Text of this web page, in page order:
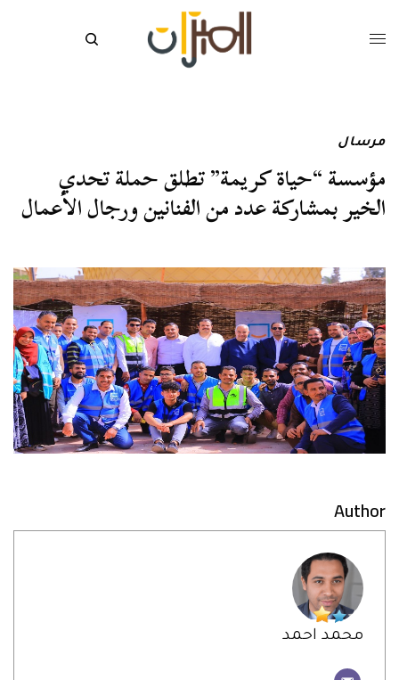
مرسال
مؤسسة “حياة كريمة” تطلق حملة تحدي
الخير بمشاركة عدد من الفنانين ورجال الأعمال
Author
محمد احمد